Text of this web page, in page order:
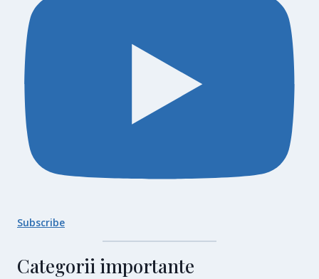
Subscribe
Categorii importante